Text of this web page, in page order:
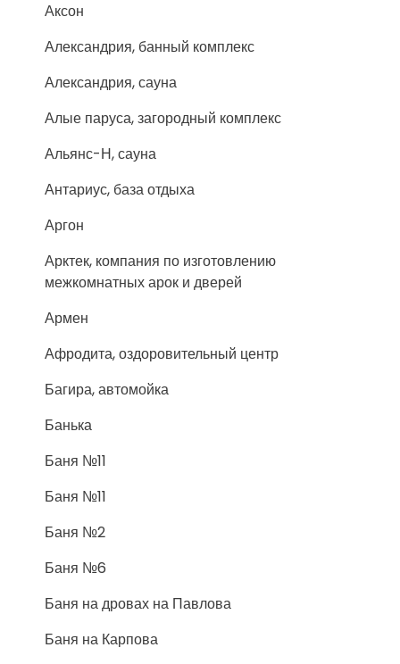
Аксон
Александрия, банный комплекс
Александрия, сауна
Алые паруса, загородный комплекс
Альянс-Н, сауна
Антариус, база отдыха
Аргон
Арктек, компания по изготовлению
межкомнатных арок и дверей
Армен
Афродита, оздоровительный центр
Багира, автомойка
Банька
Баня №11
Баня №11
Баня №2
Баня №6
Баня на дровах на Павлова
Баня на Карпова